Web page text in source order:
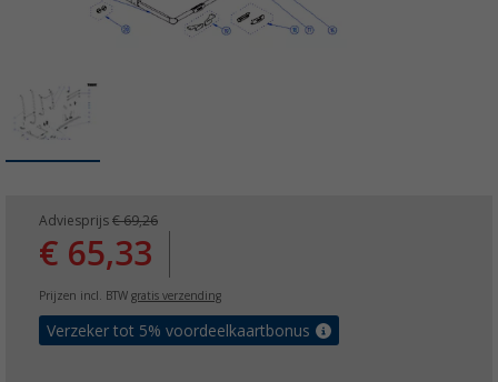
Adviesprijs € 69,26
€ 65,33
Prijzen incl. BTW gratis verzending
Verzeker tot 5% voordeelkaartbonus